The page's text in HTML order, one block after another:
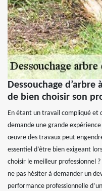
Dessouchage
de bien choisir son
En étant un travail compliqué et
demande une grande
œuvre des travaux peut
essentiel d’être bien exigeant
choisir le meilleur professionnel
ne pas hésiter à demander un
performance professionnelle